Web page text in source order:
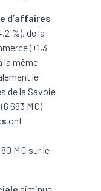
d’affaires
%), de la
(+1,3
la même
le
de la Savoie
693 M€)
ont
M€ sur le